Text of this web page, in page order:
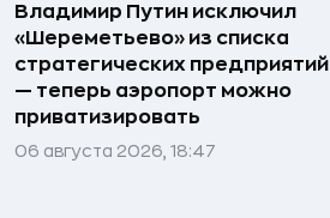
Владимир Путин исключил
«Шереметьево» из списка
стратегических предприятий
— теперь аэропорт можно
приватизировать
06 августа 2026, 18:47